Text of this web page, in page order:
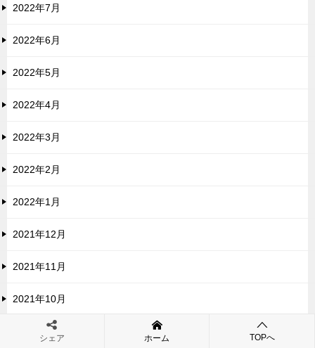
2022年7月
2022年6月
2022年5月
2022年4月
2022年3月
2022年2月
2022年1月
2021年12月
2021年11月
2021年10月
2021年9月
シェア ホーム TOPへ